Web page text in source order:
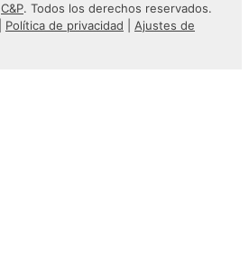
C&P. Todos los derechos reservados.
Política de privacidad
Ajustes de